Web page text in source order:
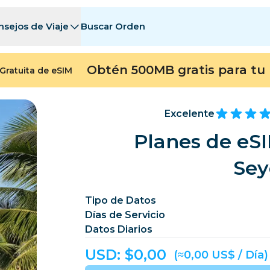
de Viaje Buscar Orden
Andorra
Bosnia
Costa Rica
Dinamarca Dominica
Europa
de eSIM Obtén 500MB gratis para tu
Excelente
Planes de
Tipo de Datos
Días de Servicio
Datos Diarios
USD: $0,00 (≈0,00 US$ / Día)